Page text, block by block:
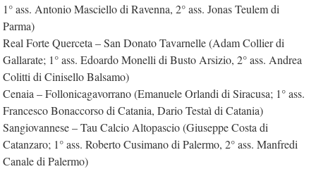
1° ass. Antonio Masciello di Ravenna, 2° ass. Jonas Teulem di
Parma)
Real Forte Querceta – San Donato Tavarnelle (Adam Collier di
Gallarate; 1° ass. Edoardo Monelli di Busto Arsizio, 2° ass. Andrea
Colitti di Cinisello Balsamo)
Cenaia – Follonicagavorrano (Emanuele Orlandi di Siracusa; 1° ass.
Francesco Bonaccorso di Catania, Dario Testaì di Catania)
Sangiovannese – Tau Calcio Altopascio (Giuseppe Costa di
Catanzaro; 1° ass. Roberto Cusimano di Palermo, 2° ass. Manfredi
Canale di Palermo)